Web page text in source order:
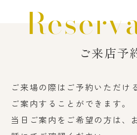
ご来店予
ご来場の際はご予約いただけ
ご案内することができます。
当日ご案内をご希望の方は、